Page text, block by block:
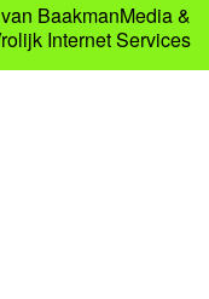
BaakmanMedia&
Internet Services